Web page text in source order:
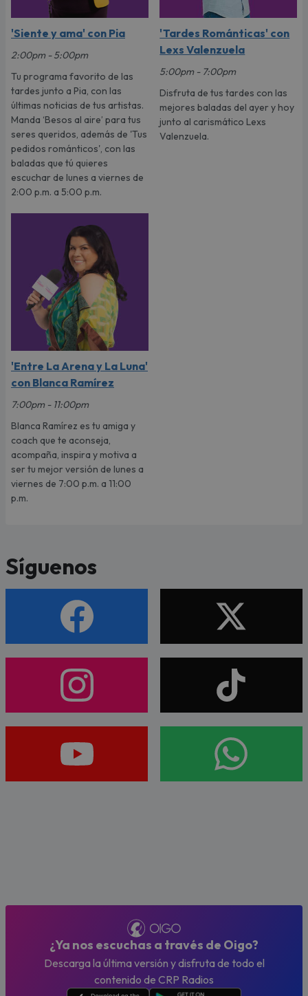
'Siente y ama' con Pia
2:00pm - 5:00pm
Tu programa favorito de las
tardes junto a Pia, con las
últimas noticias de tus artistas.
Manda ‘Besos al aire’ para tus
seres queridos, además de 'Tus
pedidos románticos', con las
baladas que tú quieres
escuchar de lunes a viernes de
2:00 p.m. a 5:00 p.m.
'Tardes Románticas' con
Lexs Valenzuela
5:00pm - 7:00pm
Disfruta de tus tardes con las
mejores baladas del ayer y hoy
junto al carismático Lexs
Valenzuela.
'Entre La Arena y La Luna'
con Blanca Ramírez
7:00pm - 11:00pm
Blanca Ramírez es tu amiga y
coach que te aconseja,
acompaña, inspira y motiva a
ser tu mejor versión de lunes a
viernes de 7:00 p.m. a 11:00
p.m.
Síguenos
¿Ya nos escuchas a través de Oigo?
Descarga la última versión y disfruta de todo el
contenido de CRP Radios